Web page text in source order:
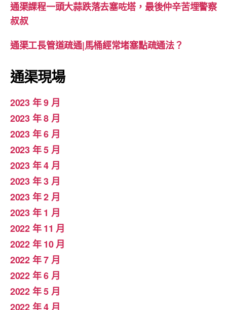
通渠課程一頭大蒜跌落去塞咗塔，最後仲辛苦埋警察
叔叔
通渠工長管道疏通|馬桶經常堵塞點疏通法？
通渠現場
2023 年 9 月
2023 年 8 月
2023 年 6 月
2023 年 5 月
2023 年 4 月
2023 年 3 月
2023 年 2 月
2023 年 1 月
2022 年 11 月
2022 年 10 月
2022 年 7 月
2022 年 6 月
2022 年 5 月
2022 年 4 月